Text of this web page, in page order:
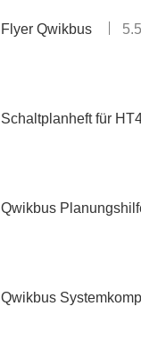
Flyer Qwikbus
Schaltplanheft für
Qwikbus
Qwikbus